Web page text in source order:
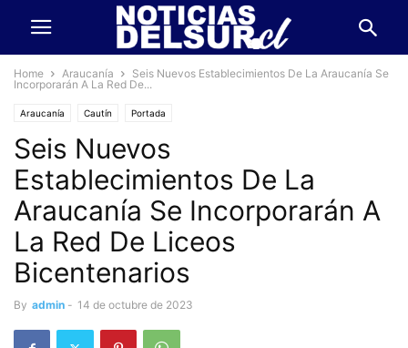
Home Araucanía
Seis Nuevos Establecimientos De La Araucanía Se
Incorporarán A La Red De...
Araucanía Cautín Portada
Seis Nuevos
Establecimientos De La
Araucanía Se Incorporarán A
La Red De Liceos
Bicentenarios
By admin - 14 de octubre de 2023